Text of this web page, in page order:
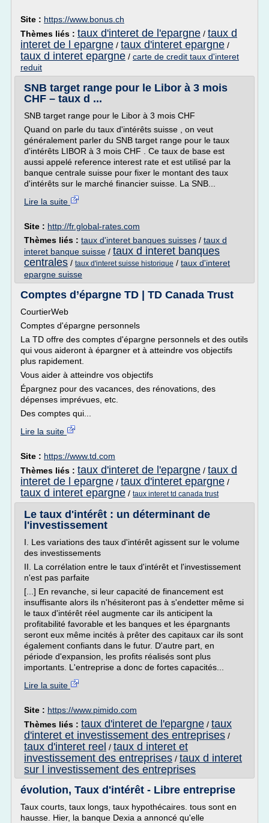
Site : https://www.bonus.ch
Thèmes liés : taux d'interet de l'epargne / taux d
interet de l epargne / taux d'interet epargne /
taux d interet epargne / carte de credit taux d'interet
reduit
SNB target range pour le Libor à 3 mois
CHF – taux d ...
SNB target range pour le Libor à 3 mois CHF
Quand on parle du taux d'intérêts suisse , on veut
généralement parler du SNB target range pour le taux
d'intérêts LIBOR à 3 mois CHF . Ce taux de base est
aussi appelé reference interest rate et est utilisé par la
banque centrale suisse pour fixer le montant des taux
d'intérêts sur le marché financier suisse. La SNB...
Lire la suite
Site : http://fr.global-rates.com
Thèmes liés : taux d'interet banques suisses / taux d
interet banque suisse / taux d interet banques
centrales / taux d'interet suisse historique / taux d'interet
epargne suisse
Comptes d’épargne TD | TD Canada Trust
CourtierWeb
Comptes d'épargne personnels
La TD offre des comptes d'épargne personnels et des outils
qui vous aideront à épargner et à atteindre vos objectifs
plus rapidement.
Vous aider à atteindre vos objectifs
Épargnez pour des vacances, des rénovations, des
dépenses imprévues, etc.
Des comptes qui...
Lire la suite
Site : https://www.td.com
Thèmes liés : taux d'interet de l'epargne / taux d
interet de l epargne / taux d'interet epargne /
taux d interet epargne / taux interet td canada trust
Le taux d'intérêt : un déterminant de
l'investissement
I. Les variations des taux d'intérêt agissent sur le volume
des investissements
II. La corrélation entre le taux d'intérêt et l'investissement
n'est pas parfaite
[...] En revanche, si leur capacité de financement est
insuffisante alors ils n'hésiteront pas à s'endetter même si
le taux d'intérêt réel augmente car ils anticipent la
profitabilité favorable et les banques et les épargnants
seront eux même incités à prêter des capitaux car ils sont
également confiants dans le futur. D'autre part, en
période d'expansion, les profits réalisés sont plus
importants. L'entreprise a donc de fortes capacités...
Lire la suite
Site : https://www.pimido.com
Thèmes liés : taux d'interet de l'epargne / taux
d'interet et investissement des entreprises /
taux d'interet reel / taux d interet et
investissement des entreprises / taux d interet
sur l investissement des entreprises
évolution, Taux d'intérêt - Libre entreprise
Taux courts, taux longs, taux hypothécaires. tous sont en
hausse. Hier, la banque Dexia a annoncé qu'elle